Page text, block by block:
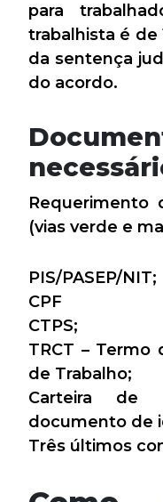
para
trabalhista é de
da sentença
do acordo.
Requerimento
(vias verde e
PIS/PASEP/NIT;
CPF
CTPS;
TRCT – Termo
de Trabalho;
Carteira de
documento de
Três últimos